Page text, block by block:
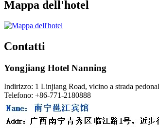
Mappa dell'hotel
Contatti
Yongjiang Hotel Nanning
Indirizzo: 1 Linjiang Road, vicino a strada
Telefono: +86-771-2180888